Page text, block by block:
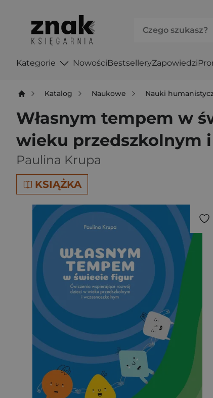
Kategorie NowościBestselleryZapowiedzi
Katalog Naukowe Nauki
Własnym tempem w
wieku przedszkolnym
Paulina Krupa
KSIĄŻKA